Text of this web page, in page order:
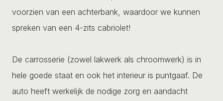
voorzien van een achterbank, waardoor we kunnen
spreken van een 4-zits cabriolet!
De carrosserie (zowel lakwerk als chroomwerk) is in
hele goede staat en ook het interieur is puntgaaf. De
auto heeft werkelijk de nodige zorg en aandacht